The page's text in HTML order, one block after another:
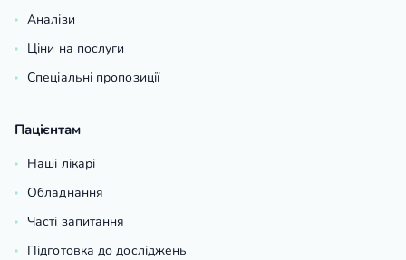
Аналізи
Ціни на послуги
Спеціальні пропозиції
Пацієнтам
Наші лікарі
Обладнання
Часті запитання
Підготовка до досліджень